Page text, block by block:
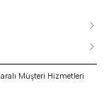
Müşteri Hizmetleri